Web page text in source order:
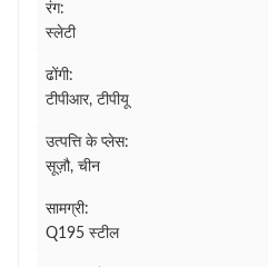
रंग:
स्लेटी
ढोंगी:
टीपीआर, टीपीयू
उत्पत्ति के प्लेस:
सूज़ौ, चीन
सामग्री:
Q195 स्टील